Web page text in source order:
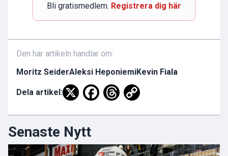
Bli gratismedlem. Registrera dig här
Den här artikeln handlar om:
Moritz SeiderAleksi HeponiemiKevin Fiala
Dela artikel:
Senaste Nytt